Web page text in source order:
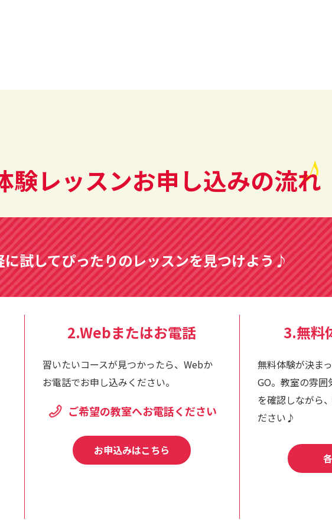
験レッスンお申し込みの流れ
に試してぴったりのレッスンを見つけよう♪
2.Webまたはお電話
習いたいコースが見つかったら、Webか
お電話でお申し込みください。
ご希望の教室へお電話ください
お申込みはこちら
3.無料
無料体験が決ま
GO。教室の雰
を確認しながら
ださい♪